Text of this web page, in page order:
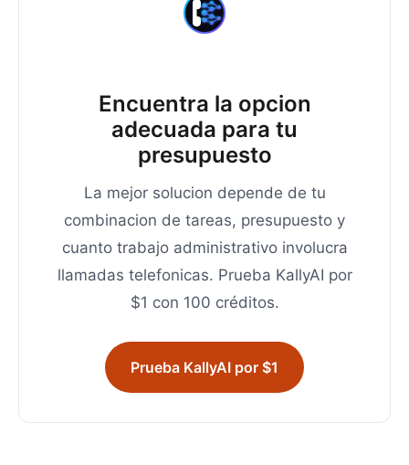
Encuentra la opcion
adecuada para tu
presupuesto
La mejor solucion depende de tu
combinacion de tareas, presupuesto y
cuanto trabajo administrativo involucra
llamadas telefonicas. Prueba KallyAI por
$1 con 100 créditos.
Prueba KallyAI por $1